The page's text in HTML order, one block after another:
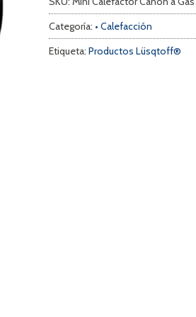
Categoría: • Calefacción
Etiqueta: Productos Lüsqtoff®